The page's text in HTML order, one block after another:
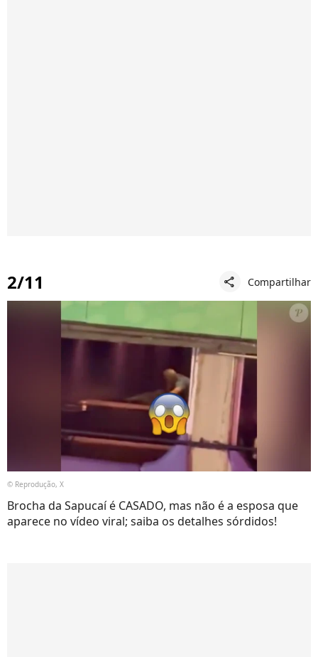
2/11 share Compartilhar
© Reprodução, X
Brocha da Sapucaí é CASADO, mas não é a esposa que
aparece no vídeo viral; saiba os detalhes sórdidos!